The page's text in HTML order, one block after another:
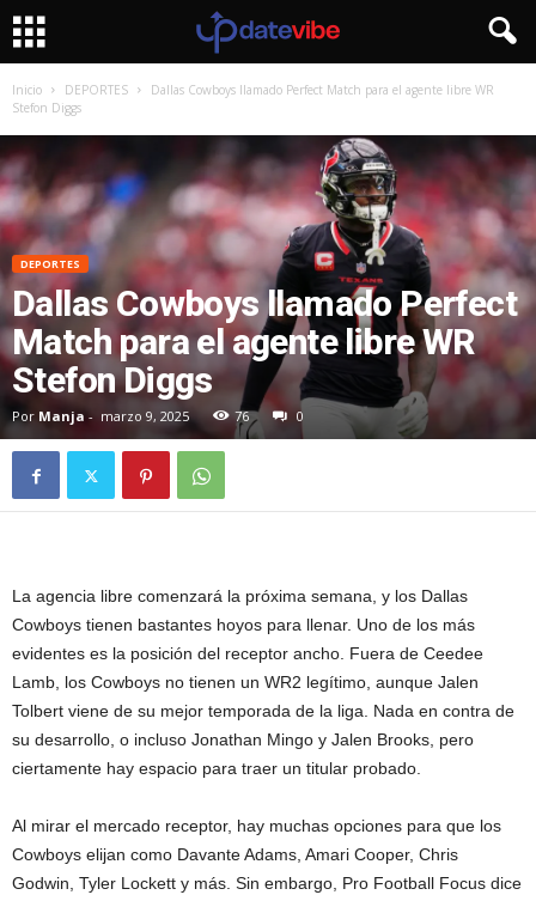
Inicio DEPORTES
Dallas Cowboys llamado Perfect Match para el agente libre WR
Stefon Diggs
DEPORTES
Dallas Cowboys llamado Perfect
Match para el agente libre WR
Stefon Diggs
Por Manja - marzo 9, 2025 76 0
La agencia libre comenzará la próxima semana, y los Dallas
Cowboys tienen bastantes hoyos para llenar. Uno de los más
evidentes es la posición del receptor ancho. Fuera de Ceedee
Lamb, los Cowboys no tienen un WR2 legítimo, aunque Jalen
Tolbert viene de su mejor temporada de la liga. Nada en contra de
su desarrollo, o incluso Jonathan Mingo y Jalen Brooks, pero
ciertamente hay espacio para traer un titular probado.
Al mirar el mercado receptor, hay muchas opciones para que los
Cowboys elijan como Davante Adams, Amari Cooper, Chris
Godwin, Tyler Lockett y más. Sin embargo, Pro Football Focus dice